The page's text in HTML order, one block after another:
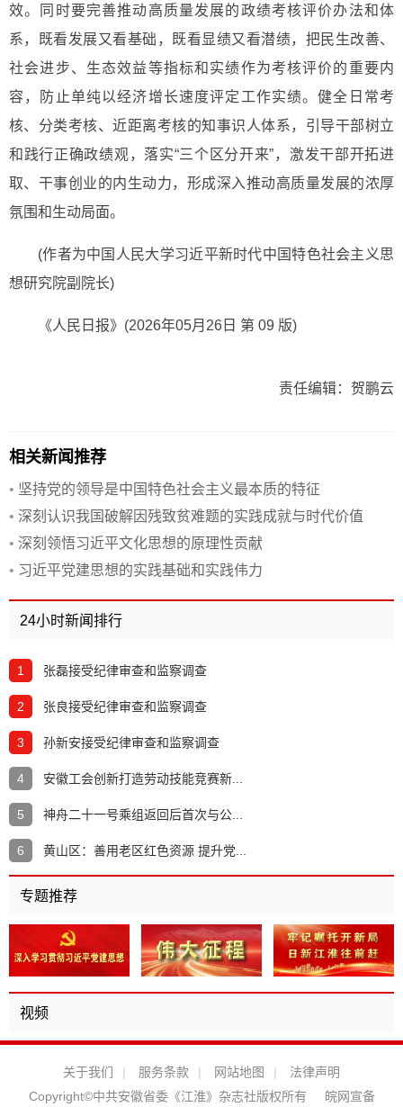
效。同时要完善推动高质量发展的政绩考核评价办法和体
系，既看发展又看基础，既看显绩又看潜绩，把民生改善、
社会进步、生态效益等指标和实绩作为考核评价的重要内
容，防止单纯以经济增长速度评定工作实绩。健全日常考
核、分类考核、近距离考核的知事识人体系，引导干部树立
和践行正确政绩观，落实“三个区分开来”，激发干部开拓进
取、干事创业的内生动力，形成深入推动高质量发展的浓厚
氛围和生动局面。
(作者为中国人民大学习近平新时代中国特色社会主义思
想研究院副院长)
《人民日报》(2026年05月26日 第 09 版)
责任编辑：贺鹏云
相关新闻推荐
• 坚持党的领导是中国特色社会主义最本质的特征
• 深刻认识我国破解因残致贫难题的实践成就与时代价值
• 深刻领悟习近平文化思想的原理性贡献
• 习近平党建思想的实践基础和实践伟力
24小时新闻排行
1 张磊接受纪律审查和监察调查
2 张良接受纪律审查和监察调查
3 孙新安接受纪律审查和监察调查
4 安徽工会创新打造劳动技能竞赛新...
5 神舟二十一号乘组返回后首次与公...
6 黄山区：善用老区红色资源 提升党...
专题推荐
视频
关于我们 | 服务条款 | 网站地图 |
法律声明
Copyright©中共安徽省委《江淮》杂志社版权所有
皖网宣备